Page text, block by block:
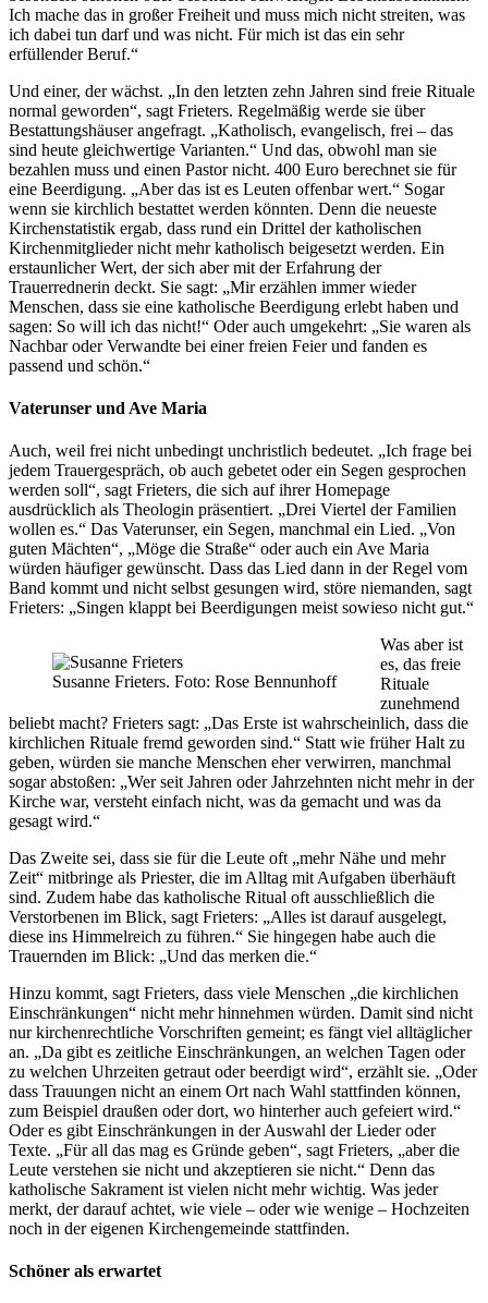
Ich mache das in großer Freiheit und muss mich nicht streiten, was
ich dabei tun darf und was nicht. Für mich ist das ein sehr
erfüllender Beruf.“
Und einer, der wächst. „In den letzten zehn Jahren sind freie Rituale
normal geworden“, sagt Frieters. Regelmäßig werde sie über
Bestattungshäuser angefragt. „Katholisch, evangelisch, frei – das
sind heute gleichwertige Varianten.“ Und das, obwohl man sie
bezahlen muss und einen Pastor nicht. 400 Euro berechnet sie für
eine Beerdigung. „Aber das ist es Leuten offenbar wert.“ Sogar
wenn sie kirchlich bestattet werden könnten. Denn die neueste
Kirchenstatistik ergab, dass rund ein Drittel der katholischen
Kirchenmitglieder nicht mehr katholisch beigesetzt werden. Ein
erstaunlicher Wert, der sich aber mit der Erfahrung der
Trauerrednerin deckt. Sie sagt: „Mir erzählen immer wieder
Menschen, dass sie eine katholische Beerdigung erlebt haben und
sagen: So will ich das nicht!“ Oder auch umgekehrt: „Sie waren als
Nachbar oder Verwandte bei einer freien Feier und fanden es
passend und schön.“
Vaterunser und Ave Maria
Auch, weil frei nicht unbedingt unchristlich bedeutet. „Ich frage bei
jedem Trauergespräch, ob auch gebetet oder ein Segen gesprochen
werden soll“, sagt Frieters, die sich auf ihrer Homepage
ausdrücklich als Theologin präsentiert. „Drei Viertel der Familien
wollen es.“ Das Vaterunser, ein Segen, manchmal ein Lied. „Von
guten Mächten“, „Möge die Straße“ oder auch ein Ave Maria
würden häufiger gewünscht. Dass das Lied dann in der Regel vom
Band kommt und nicht selbst gesungen wird, störe niemanden, sagt
Frieters: „Singen klappt bei Beerdigungen meist sowieso nicht gut.“
Susanne Frieters. Foto: Rose Bennunhoff
Was aber ist
es, das freie
Rituale
zunehmend
beliebt macht? Frieters sagt: „Das Erste ist wahrscheinlich, dass die
kirchlichen Rituale fremd geworden sind.“ Statt wie früher Halt zu
geben, würden sie manche Menschen eher verwirren, manchmal
sogar abstoßen: „Wer seit Jahren oder Jahrzehnten nicht mehr in der
Kirche war, versteht einfach nicht, was da gemacht und was da
gesagt wird.“
Das Zweite sei, dass sie für die Leute oft „mehr Nähe und mehr
Zeit“ mitbringe als Priester, die im Alltag mit Aufgaben überhäuft
sind. Zudem habe das katholische Ritual oft ausschließlich die
Verstorbenen im Blick, sagt Frieters: „Alles ist darauf ausgelegt,
diese ins Himmelreich zu führen.“ Sie hingegen habe auch die
Trauernden im Blick: „Und das merken die.“
Hinzu kommt, sagt Frieters, dass viele Menschen „die kirchlichen
Einschränkungen“ nicht mehr hinnehmen würden. Damit sind nicht
nur kirchenrechtliche Vorschriften gemeint; es fängt viel alltäglicher
an. „Da gibt es zeitliche Einschränkungen, an welchen Tagen oder
zu welchen Uhrzeiten getraut oder beerdigt wird“, erzählt sie. „Oder
dass Trauungen nicht an einem Ort nach Wahl stattfinden können,
zum Beispiel draußen oder dort, wo hinterher auch gefeiert wird.“
Oder es gibt Einschränkungen in der Auswahl der Lieder oder
Texte. „Für all das mag es Gründe geben“, sagt Frieters, „aber die
Leute verstehen sie nicht und akzeptieren sie nicht.“ Denn das
katholische Sakrament ist vielen nicht mehr wichtig. Was jeder
merkt, der darauf achtet, wie viele – oder wie wenige – Hochzeiten
noch in der eigenen Kirchengemeinde stattfinden.
Schöner als erwartet